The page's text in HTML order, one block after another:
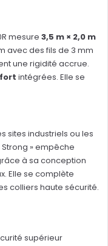
mesure 3,5 m × 2,0 m
avec des fils de 3 mm
une rigidité accrue.
intégrées. Elle se
sites industriels ou les
Strong » empêche
à sa conception
Elle se complète
colliers haute sécurité.
supérieur